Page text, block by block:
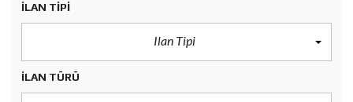
ILAN TIPI
Ilan Tipi
ILAN TÜRÜ